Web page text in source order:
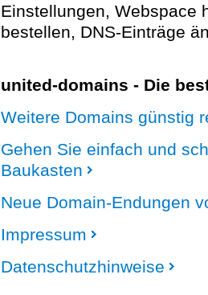
Einstellungen, Webspace
bestellen, DNS-Einträge
united-domains - Die
Weitere Domains günstig
Gehen Sie einfach und
Baukasten
Neue Domain-Endungen
Impressum
Datenschutzhinweise